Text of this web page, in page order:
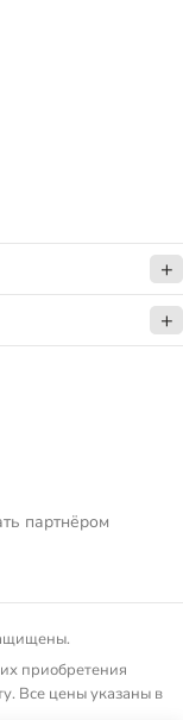
партнёром
приобретения
Все цены указаны в